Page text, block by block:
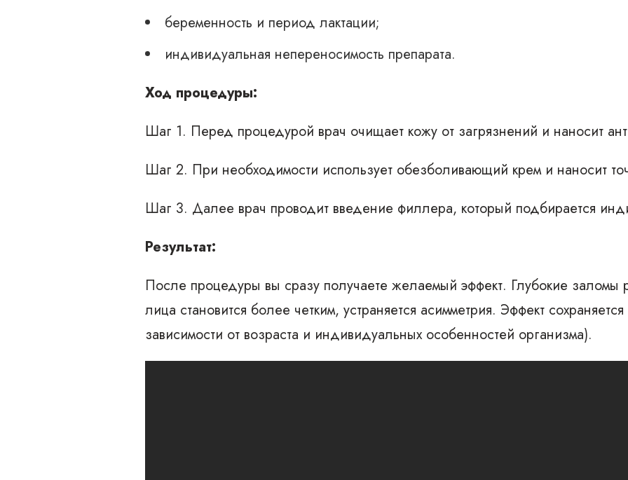
беременность и период лактации;
индивидуальная непереносимость препарата.
Ход процедуры:
Шаг 1. Перед процедурой врач очищает кожу от загрязнений и наносит
Шаг 2. При необходимости использует обезболивающий крем и наносит
Шаг 3. Далее врач проводит введение филлера, который подбирается
Результат:
После процедуры вы сразу получаете желаемый эффект. Глубокие заломы
лица становится более четким, устраняется асимметрия. Эффект
зависимости от возраста и индивидуальных особенностей организма).